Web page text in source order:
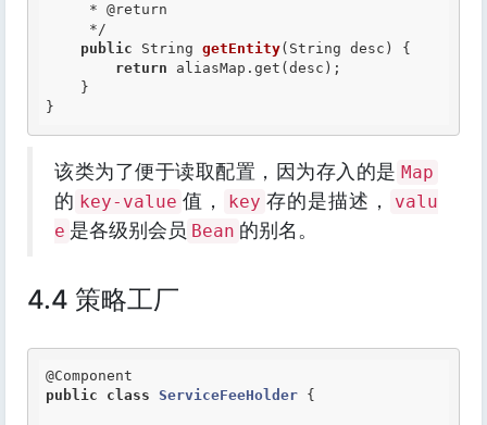
     *
@return
     */
public String getEntity(String desc) {
return aliasMap.get(desc);
}
该类为了便于读取配置，因为存入的是 Map
的 key-value 值， key 存的是描述，
valu
e 是各级别会员 Bean 的别名。
4.4 策略工厂
@Component
public
class ServiceFeeHolder {